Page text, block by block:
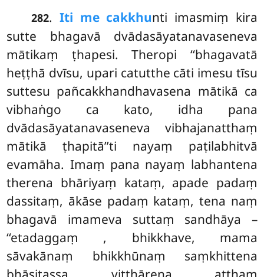
282. Iti me cakkhunti imasmiṃ kira
sutte bhagavā dvādasāyatanavaseneva
mātikaṃ ṭhapesi. Theropi ‘‘bhagavatā
heṭṭhā dvīsu, upari catutthe cāti imesu tīsu
suttesu pañcakkhandhavasena mātikā ca
vibhaṅgo ca kato, idha pana
dvādasāyatanavaseneva vibhajanatthaṃ
mātikā ṭhapitā’’ti nayaṃ paṭilabhitvā
evamāha. Imaṃ pana nayaṃ labhantena
therena bhāriyaṃ kataṃ, apade padaṃ
dassitaṃ, ākāse padaṃ kataṃ, tena naṃ
bhagavā imameva suttaṃ sandhāya –
‘‘etadaggaṃ , bhikkhave, mama
sāvakānaṃ bhikkhūnaṃ saṃkhittena